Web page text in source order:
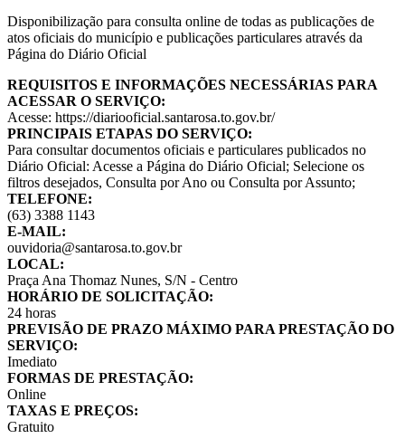
Disponibilização para consulta online de todas as publicações de
atos oficiais do município e publicações particulares através da
Página do Diário Oficial
REQUISITOS E INFORMAÇÕES NECESSÁRIAS PARA
ACESSAR O SERVIÇO:
Acesse: https://diariooficial.santarosa.to.gov.br/
PRINCIPAIS ETAPAS DO SERVIÇO:
Para consultar documentos oficiais e particulares publicados no
Diário Oficial: Acesse a Página do Diário Oficial; Selecione os
filtros desejados, Consulta por Ano ou Consulta por Assunto;
TELEFONE:
(63) 3388 1143
E-MAIL:
ouvidoria@santarosa.to.gov.br
LOCAL:
Praça Ana Thomaz Nunes, S/N - Centro
HORÁRIO DE SOLICITAÇÃO:
24 horas
PREVISÃO DE PRAZO MÁXIMO PARA PRESTAÇÃO DO
SERVIÇO:
Imediato
FORMAS DE PRESTAÇÃO:
Online
TAXAS E PREÇOS:
Gratuito